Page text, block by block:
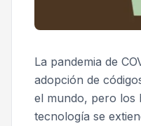
La pandemia de
adopción de
el mundo, pero los
tecnología se